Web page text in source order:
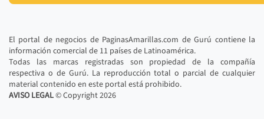
El portal de negocios de PaginasAmarillas.com de Gurú contiene la
información comercial de 11 países de Latinoamérica.
Todas las marcas registradas son propiedad de la compañía
respectiva o de Gurú. La reproducción total o parcial de cualquier
material contenido en este portal está prohibido.
AVISO LEGAL© Copyright2026